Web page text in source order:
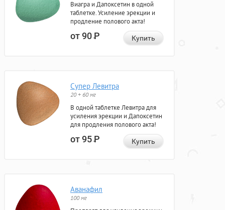
Виагра и Дапоксетин в одной
таблетке. Усиление эрекции и
продление полового акта!
от 90Р Купить
Супер Левитра
20 + 60 мг
В одной таблетке Левитра для
усиления эрекции и Дапоксетин
для продления полового акта!
от 95Р Купить
Аванафил
100 мг